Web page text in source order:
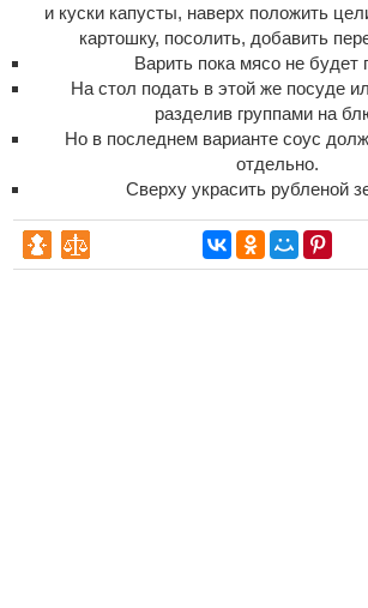
и куски капусты, наверх положить
картошку, посолить, добавить
Варить пока мясо не будет
На стол подать в этой же посуде
разделив группами на
Но в последнем варианте соус
отдельно.
Сверху украсить рубленой